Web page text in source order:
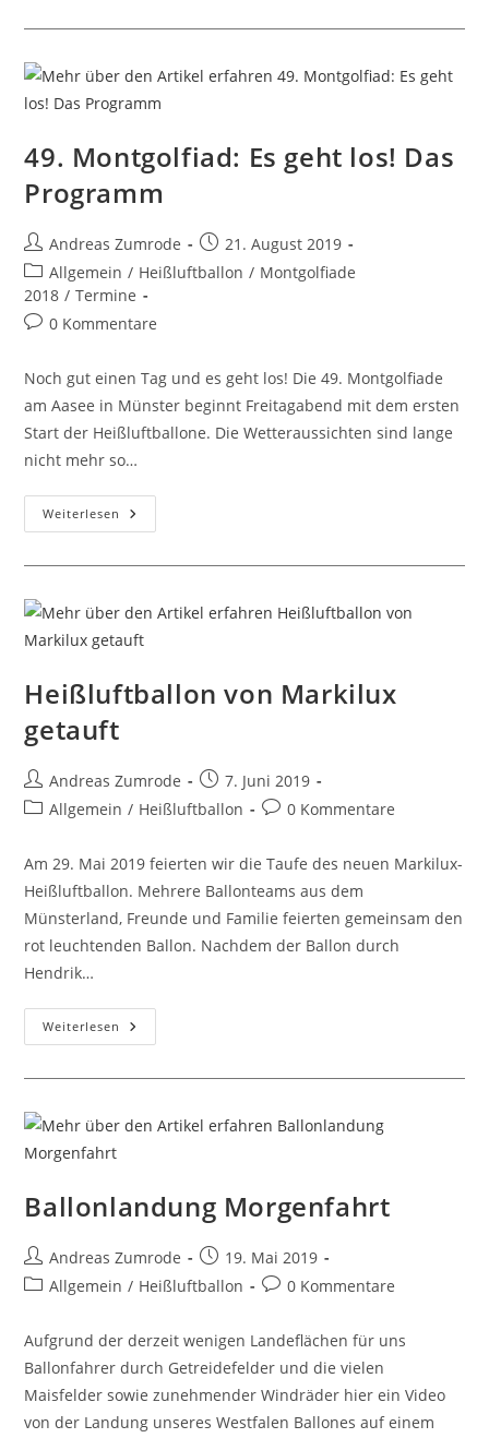
49. Montgolfiad: Es geht los! Das
Programm
Beitrags-
Autor:
Andreas Zumrode
Beitrag
veröffentlicht:
21. August 2019
Beitrags-
Kategorie:
Allgemein / Heißluftballon / Montgolfiade
2018 / Termine
Beitrags-
0 Kommentare
Noch gut einen Tag und es geht los! Die 49. Montgolfiade
am Aasee in Münster beginnt Freitagabend mit dem ersten
Start der Heißluftballone. Die Wetteraussichten sind lange
nicht mehr so…
Weiterlesen 49.
Montgolfiad:
Programm
Heißluftballon von Markilux
getauft
Beitrags-
Autor:
Andreas Zumrode
Beitrag
veröffentlicht:
7. Juni 2019
Beitrags-
Allgemein / Heißluftballon
Beitrags-
0 Kommentare
Am 29. Mai 2019 feierten wir die Taufe des neuen Markilux-
Heißluftballon. Mehrere Ballonteams aus dem
Münsterland, Freunde und Familie feierten gemeinsam den
rot leuchtenden Ballon. Nachdem der Ballon durch
Hendrik…
Weiterlesen Heißluftballon
Von
Ballonlandung Morgenfahrt
Beitrags-
Autor:
Andreas Zumrode
Beitrag
veröffentlicht:
19. Mai 2019
Beitrags-
Allgemein / Heißluftballon
Beitrags-
0 Kommentare
Aufgrund der derzeit wenigen Landeflächen für uns
Ballonfahrer durch Getreidefelder und die vielen
Maisfelder sowie zunehmender Windräder hier ein Video
von der Landung unseres Westfalen Ballones auf einem